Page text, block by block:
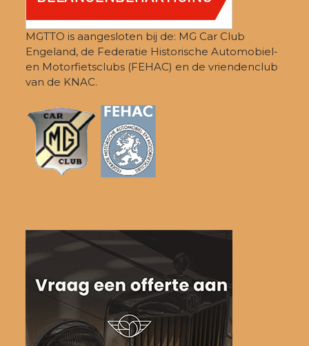
MGTTO is aangesloten bij de: MG Car Club
Engeland, de Federatie Historische Automobiel-
en Motorfietsclubs (FEHAC) en de vriendenclub
van de KNAC.